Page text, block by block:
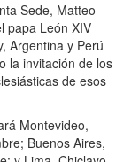
Sede, Matteo
papa León XIV
Argentina y Perú
la invitación de los
de esos
Montevideo,
Buenos Aires,